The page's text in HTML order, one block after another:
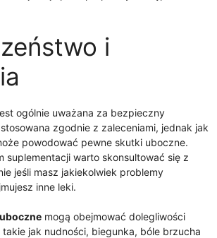
i
ogólnie uważana za bezpieczny
zgodnie z zaleceniami, jednak jak
powodować pewne skutki uboczne.
suplementacji warto skonsultować się z
jeśli masz jakiekolwiek problemy
inne leki.
mogą obejmować dolegliwości
takie jak nudności, biegunka, bóle brzucha